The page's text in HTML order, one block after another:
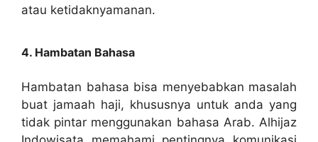
atau ketidaknyamanan.
4. Hambatan Bahasa
Hambatan bahasa bisa menyebabkan masalah
buat jamaah haji, khususnya untuk anda yang
tidak pintar menggunakan bahasa Arab. Alhijaz